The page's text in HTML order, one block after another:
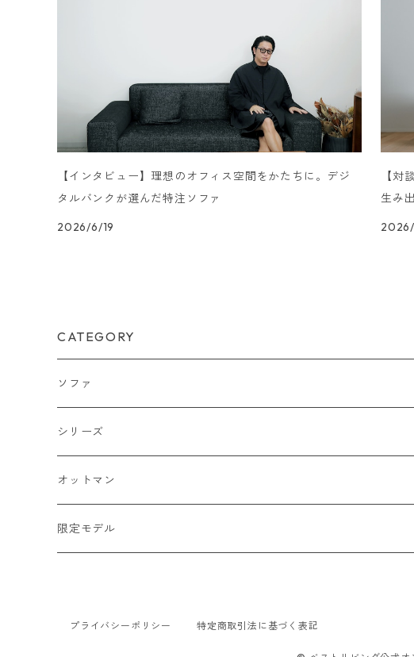
【インタビュー】理想のオフィス空間をかたちに。デジ
タルバンクが選んだ特注ソファ
2026/6/19
【対
生み
CATEGORY
ソファ
1人掛け
2人掛け
2.5人掛け
4人掛け
シリーズ
BLISS
RE
O.F.SOFA
オットマン
BASE-SOFA
限定モデル
限定2.5Pソファ
プライバシーポリシー 特定商取引法に基づく表記